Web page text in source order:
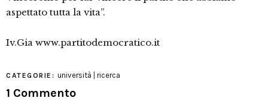
aspettato tutta la vita”.
Iv.Gia www.partitodemocratico.it
CATEGORIE: università | ricerca
1 Commento